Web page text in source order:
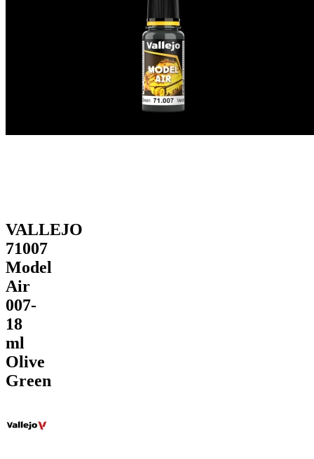
VALLEJO
71007
Model
Air
007-
18
ml
Olive
Green